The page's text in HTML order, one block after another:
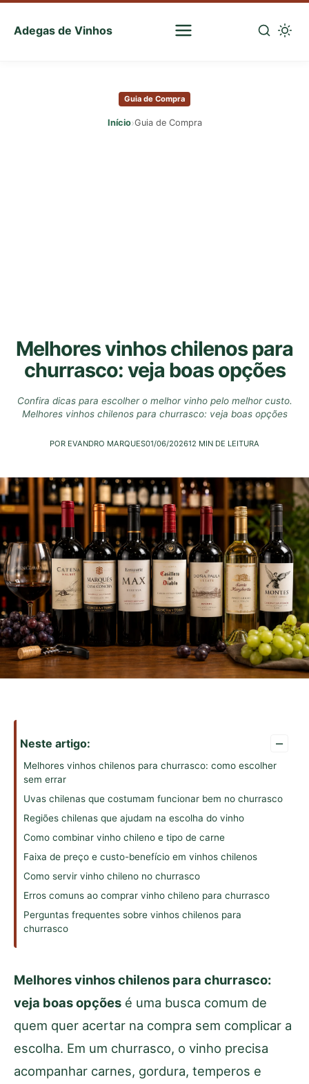
Adegas de Vinhos
Sua
Guia de Compra
Início›Guia de Compra
Melhores vinhos chilenos para
churrasco: veja boas opções
Confira dicas para escolher o melhor vinho pelo melhor custo.
Melhores vinhos chilenos para churrasco: veja boas opções
POR EVANDRO MARQUES01/06/202612 MIN DE LEITURA
Neste artigo: –
Melhores vinhos chilenos para churrasco: como escolher
sem errar
Uvas chilenas que costumam funcionar bem no churrasco
Regiões chilenas que ajudam na escolha do vinho
Como combinar vinho chileno e tipo de carne
Faixa de preço e custo-benefício em vinhos chilenos
Como servir vinho chileno no churrasco
Erros comuns ao comprar vinho chileno para churrasco
Perguntas frequentes sobre vinhos chilenos para
churrasco
Melhores vinhos chilenos para churrasco:
veja boas opções é uma busca comum de
quem quer acertar na compra sem complicar a
escolha. Em um churrasco, o vinho precisa
acompanhar carnes, gordura, temperos e